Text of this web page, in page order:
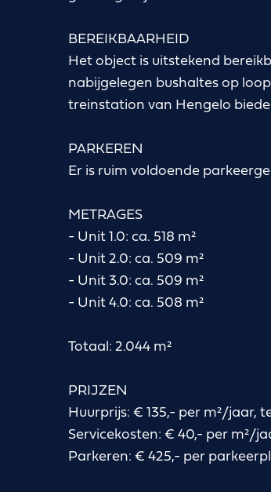
BEREIKBAARHEID
Het object is uitstekend
nabijgelegen bushaltes op
treinstation van Hengelo
PARKEREN
Er is ruim voldoende
METRAGES
- Unit 1.0: ca. 518 m²
- Unit 2.0: ca. 509 m²
- Unit 3.0: ca. 509 m²
- Unit 4.0: ca. 508 m²
Totaal: 2.044 m²
PRIJZEN
Huurprijs: € 135,- per m²/jaar,
Servicekosten: € 40,- per m²/
Parkeren: € 425,- per